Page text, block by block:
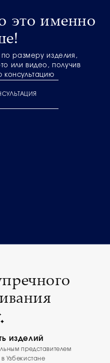
это именно
размеру изделия,
или видео, получив
консультацию
изделий
представителем
Узбекистане